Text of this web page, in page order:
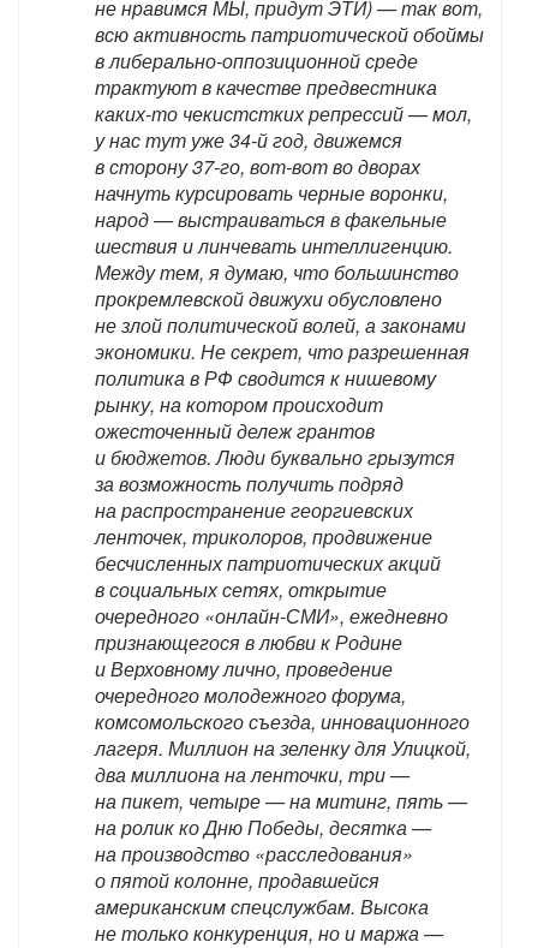
не нравимся МЫ, придут ЭТИ) — так вот,
всю активность патриотической обоймы
в либерально-оппозиционной среде
трактуют в качестве предвестника
каких-то чекистстких репрессий — мол,
у нас тут уже 34-й год, движемся
в сторону 37-го, вот-вот во дворах
начнуть курсировать черные воронки,
народ — выстраиваться в факельные
шествия и линчевать интеллигенцию.
Между тем, я думаю, что большинство
прокремлевской движухи обусловлено
не злой политической волей, а законами
экономики. Не секрет, что разрешенная
политика в РФ сводится к нишевому
рынку, на котором происходит
ожесточенный дележ грантов
и бюджетов. Люди буквально грызутся
за возможность получить подряд
на распространение георгиевских
ленточек, триколоров, продвижение
бесчисленных патриотических акций
в социальных сетях, открытие
очередного «онлайн-СМИ», ежедневно
признающегося в любви к Родине
и Верховному лично, проведение
очередного молодежного форума,
комсомольского съезда, инновационного
лагеря. Миллион на зеленку для Улицкой,
два миллиона на ленточки, три —
на пикет, четыре — на митинг, пять —
на ролик ко Дню Победы, десятка —
на производство «расследования»
о пятой колонне, продавшейся
американским спецслужбам. Высока
не только конкуренция, но и маржа —